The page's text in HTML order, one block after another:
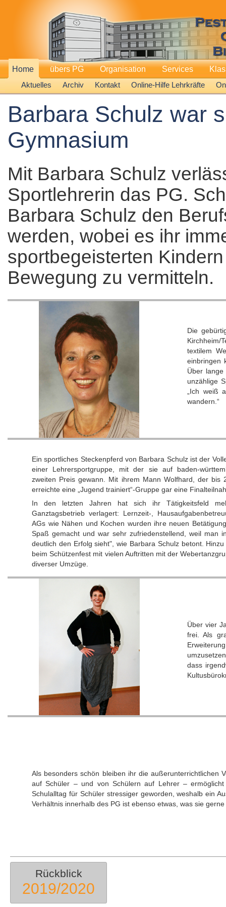
Home
Aktuelles
Archiv Kontakt Online-Hilfe Lehrkräfte
übers PG Organisation Services
Barbara Schulz war
Gymnasium
Mit Barbara Schulz
Sportlehrerin das PG.
Barbara Schulz den
werden, wobei es ihr
sportbegeisterten
Bewegung zu vermitteln.
Die
Kirchheim/
textilem
einbringen
Über
unzählige
„Ich weiß
wandern.“
Ein sportliches Steckenpferd von Barbara Schulz ist der
einer Lehrersportgruppe, mit der sie auf baden-
zweiten Preis gewann. Mit ihrem Mann Wolfhard, der bis
erreichte eine „Jugend trainiert“-Gruppe gar eine
In den letzten Jahren hat sich ihr Tätigkeitsfeld
Ganztagsbetrieb verlagert: Lernzeit-,
AGs wie Nähen und Kochen wurden ihre neuen
Spaß gemacht und war sehr zufriedenstellend, weil man
deutlich den Erfolg sieht", wie Barbara Schulz betont.
beim Schützenfest mit vielen Auftritten mit der
diverser Umzüge.
Über vier
frei. Als
dass
Als besonders schön bleiben ihr die außerunterrichtlichen
auf Schüler – und von Schülern auf Lehrer –
Schulalltag für Schüler stressiger geworden, weshalb ein
Verhältnis innerhalb des PG ist ebenso etwas, was sie
Rückblick
2019/2020